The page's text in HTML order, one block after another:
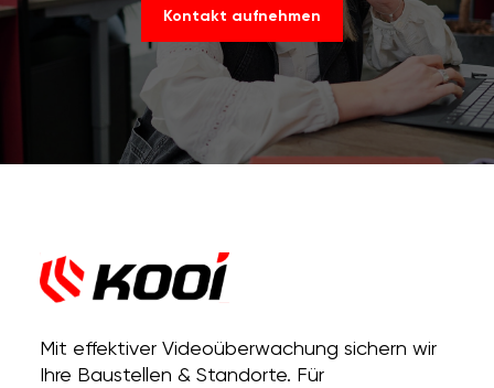
Kontakt aufnehmen
Mit effektiver Videoüberwachung sichern wir
Ihre Baustellen & Standorte. Für